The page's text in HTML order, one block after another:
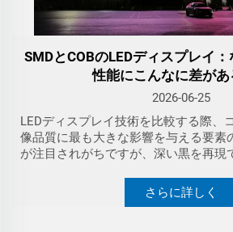
SMDとCOBのLEDディスプレイ
性能にこんなに差があ
2026-06-25
LEDディスプレイ技術を比較する際、
像品質に最も大きな影響を与える要素
が注目されがちですが、深い黒を再現
さらに詳しく